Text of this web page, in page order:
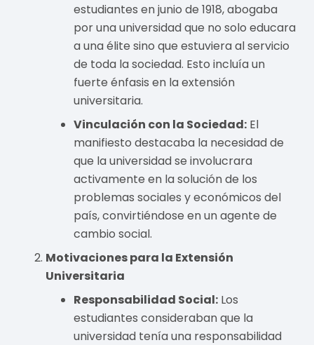
estudiantes en junio de 1918, abogaba
por una universidad que no solo educara
a una élite sino que estuviera al servicio
de toda la sociedad. Esto incluía un
fuerte énfasis en la extensión
universitaria.
Vinculación con la Sociedad: El
manifiesto destacaba la necesidad de
que la universidad se involucrara
activamente en la solución de los
problemas sociales y económicos del
país, convirtiéndose en un agente de
cambio social.
Motivaciones para la Extensión
Universitaria
Responsabilidad Social: Los
estudiantes consideraban que la
universidad tenía una responsabilidad